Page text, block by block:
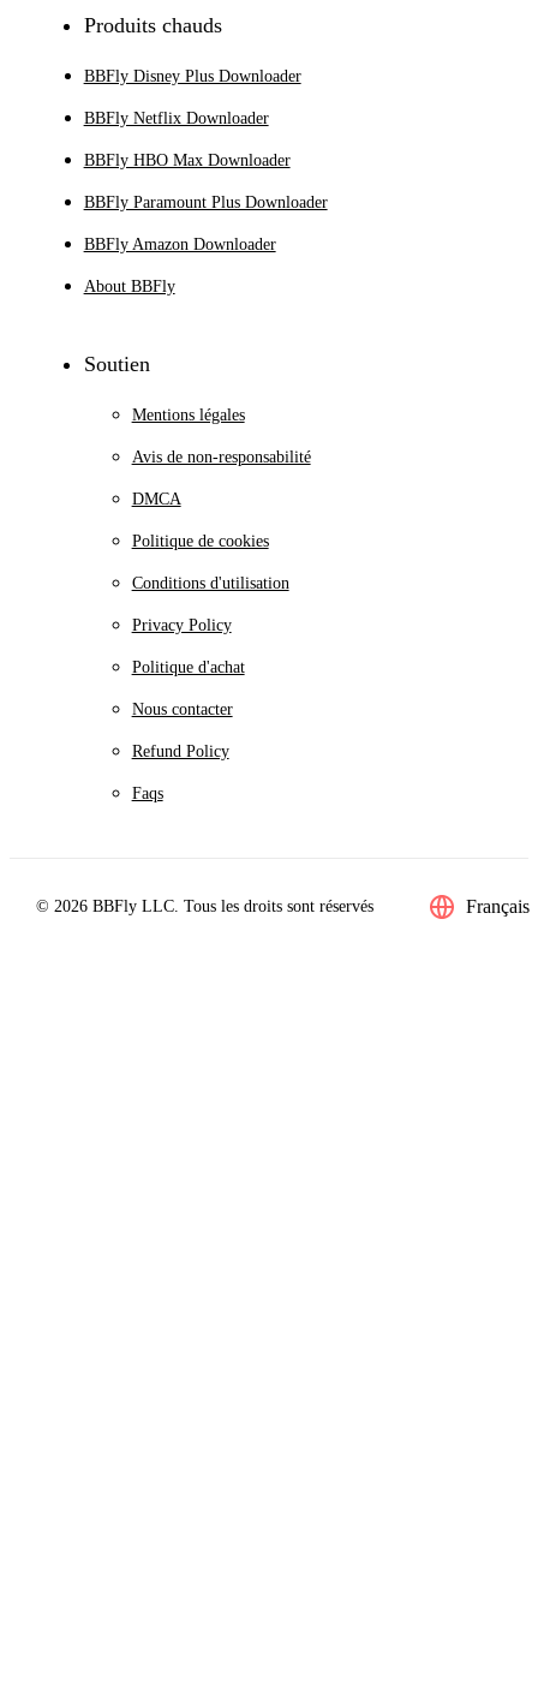
Produits chauds
BBFly Disney Plus Downloader
BBFly Netflix Downloader
BBFly HBO Max Downloader
BBFly Paramount Plus Downloader
BBFly Amazon Downloader
About BBFly
Soutien
Mentions légales
Avis de non-responsabilité
DMCA
Politique de cookies
Conditions d'utilisation
Privacy Policy
Politique d'achat
Nous contacter
Refund Policy
Faqs
© 2026 BBFly LLC. Tous les droits sont réservés Français